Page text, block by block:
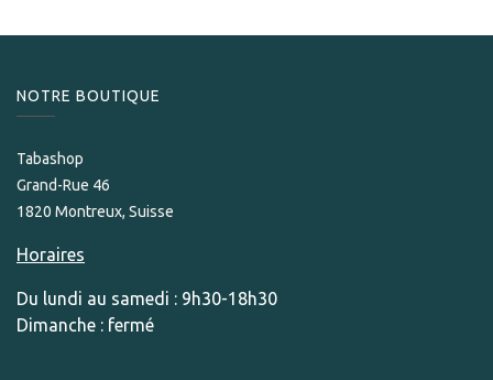
NOTRE BOUTIQUE
Tabashop
Grand-Rue 46
1820 Montreux, Suisse
Horaires
Du lundi au samedi : 9h30-18h30
Dimanche : fermé